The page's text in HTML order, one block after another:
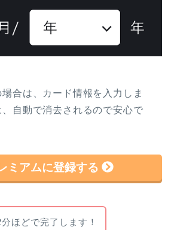
合は、カード情報を入力しま
自動で消去されるので安心で
ミアムに登録する
ほどで完了します！